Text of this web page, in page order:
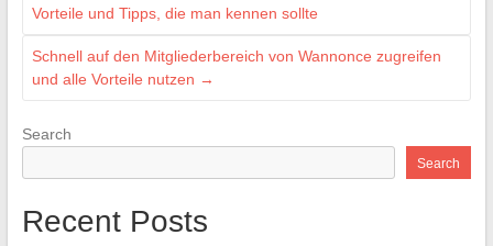
Vorteile und Tipps, die man kennen sollte
Schnell auf den Mitgliederbereich von Wannonce zugreifen
und alle Vorteile nutzen →
Search
Search
Recent Posts